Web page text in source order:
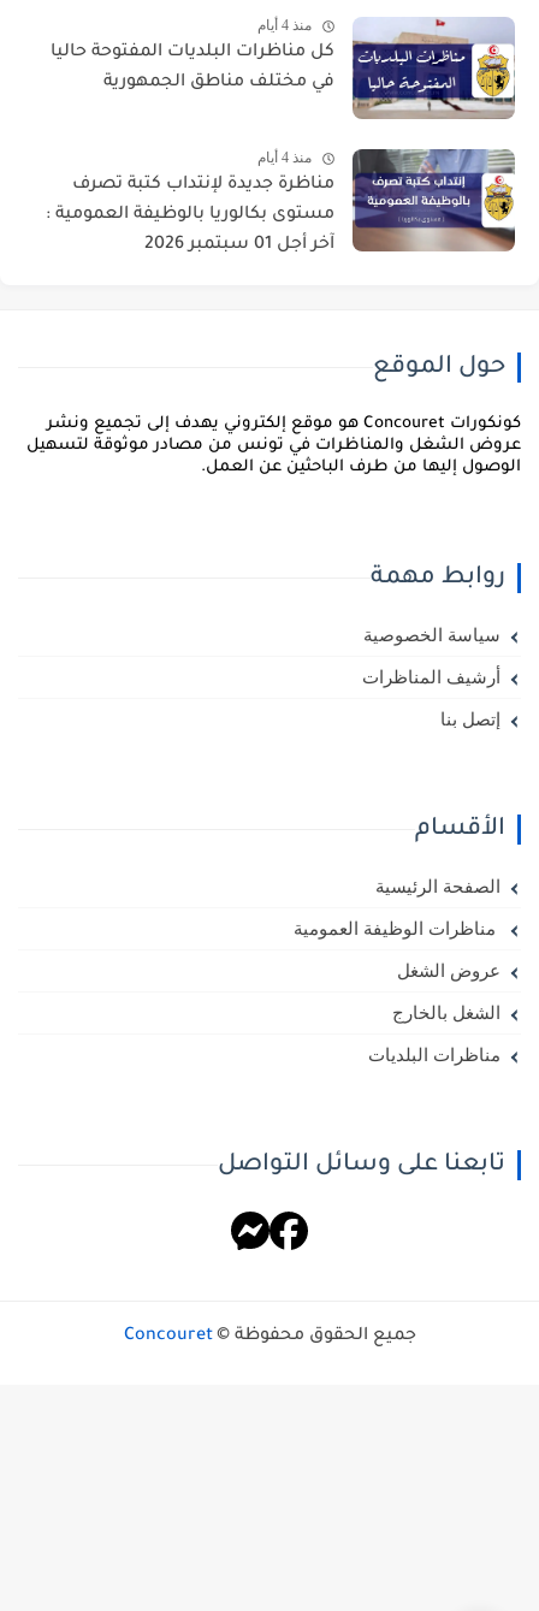
منذ 4 أيام
كل مناظرات البلديات المفتوحة حاليا
في مختلف مناطق الجمهورية
منذ 4 أيام
مناظرة جديدة لإنتداب كتبة تصرف
مستوى بكالوريا بالوظيفة العمومية :
آخر أجل 01 سبتمبر 2026
حول الموقع
كونكورات Concouret هو موقع إلكتروني يهدف إلى تجميع ونشر
الشغل والمناظرات في تونس من مصادر موثوقة لتسهيل
إليها من طرف الباحثين عن العمل.
روابط مهمة
سياسة الخصوصية
أرشيف المناظرات
إتصل بنا
الأقسام
الصفحة الرئيسية
مناظرات الوظيفة العمومية
عروض الشغل
الشغل بالخارج
مناظرات البلديات
تابعنا على وسائل التواصل
جميع الحقوق محفوظة © Concouret